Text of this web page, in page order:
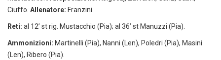
Ciuffo. Allenatore: Franzini.
Reti: al 12’ st rig. Mustacchio (Pia); al 36’ st Manuzzi (Pia).
Ammonizioni: Martinelli (Pia), Nanni (Len), Poledri (Pia), Masini
(Len), Ribero (Pia).